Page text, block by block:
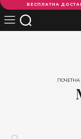
БЕСПЛАТНА
ПОЧЕТНА
Beige
количина